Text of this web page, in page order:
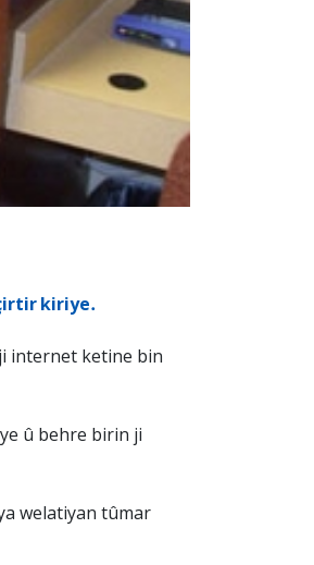
kiriye.
internet ketine bin
û behre birin ji
welatiyan tûmar